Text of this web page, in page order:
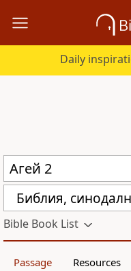
Daily
Библия,
Bible Book List
Passage Resources